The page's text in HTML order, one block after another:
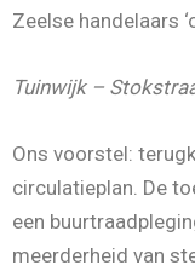
Zeelse handelaars
Tuinwijk –
Ons voorstel:
circulatieplan. De
een
meerderheid van